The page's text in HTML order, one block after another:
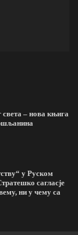
– нова књига
у Руском
сагласје
ни у чему са